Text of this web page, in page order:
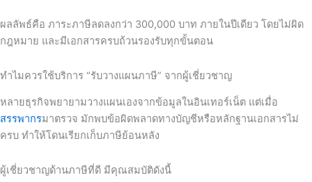
ผลลัพธ์คือ ภาระภาษีลดลงกว่า 300,000 บาท ภายในปีเดียว โดยไม่ผิด
กฎหมาย และมีเอกสารครบถ้วนรองรับทุกขั้นตอน
ทำไมควรใช้บริการ “รับวางแผนภาษี” จากผู้เชี่ยวชาญ
หลายธุรกิจพยายามวางแผนเองจากข้อมูลในอินเทอร์เน็ต แต่เมื่อ
สรรพากรมาตรวจ มักพบข้อผิดพลาดทางบัญชีหรือหลักฐานเอกสารไม่
ครบ ทำให้โดนเรียกเก็บภาษีย้อนหลัง
ผู้เชี่ยวชาญด้านภาษีที่ดี มีคุณสมบัติดังนี้